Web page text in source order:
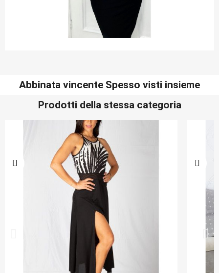
Abbinata vincente Spesso visti insieme
Prodotti della stessa categoria